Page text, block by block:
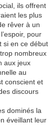
ils offrent
les plus
rêver à un
pour
si en ce début
nombreux
aux jeux
au
conscient et
discours
dominés la
éveillant leur